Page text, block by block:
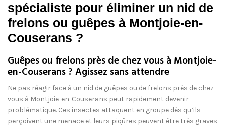
spécialiste pour éliminer un nid de
frelons ou guêpes à Montjoie-en-
Couserans ?
Guêpes ou frelons près de chez vous à Montjoie-
en-Couserans ? Agissez sans attendre
Ne pas réagir face à un nid de guêpes ou de frelons près de chez
vous à Montjoie-en-Couserans peut rapidement devenir
problématique. Ces insectes attaquent en groupe dès qu’ils
perçoivent une menace et leurs piqûres peuvent être très graves